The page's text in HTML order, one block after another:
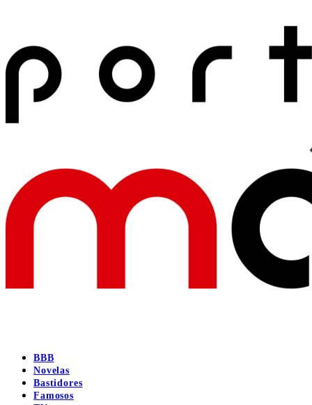
BBB
Novelas
Bastidores
Famosos